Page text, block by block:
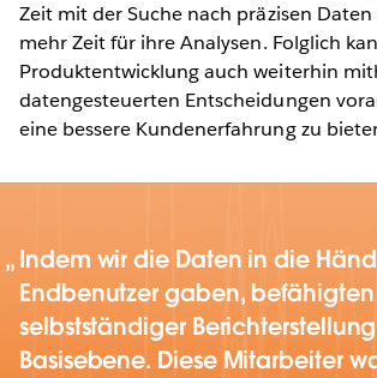
Zeit mit der Suche nach präzisen
mehr Zeit für ihre Analysen. Folglich
Produktentwicklung auch weiterhin
datengesteuerten Entscheidungen
eine bessere Kundenerfahrung zu
Indem wir die Daten in die
Endbenutzer gaben, befähigten
selbstständiger
Basisebene. Diese Mitarbeiter